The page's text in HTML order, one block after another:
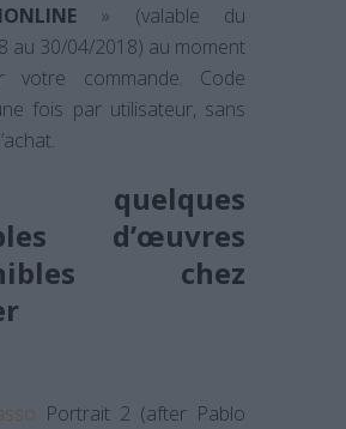
» (valable du
au 30/04/2018) au moment
votre commande. Code
fois par utilisateur, sans
quelques
d’œuvres
chez
Portrait 2 (after Pablo